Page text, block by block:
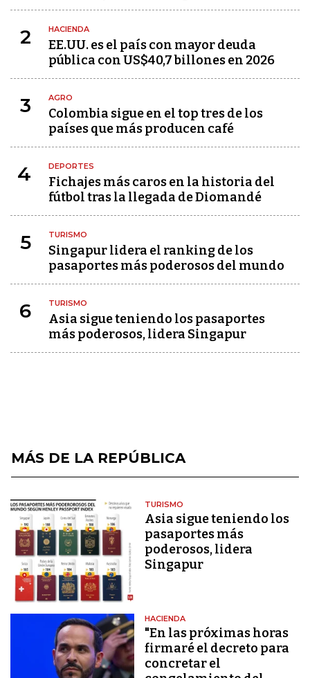
2 HACIENDA
EE.UU. es el país con mayor deuda
pública con US$40,7 billones en 2026
3 AGRO
Colombia sigue en el top tres de los
países que más producen café
4 DEPORTES
Fichajes más caros en la historia del
fútbol tras la llegada de Diomandé
5 TURISMO
Singapur lidera el ranking de los
pasaportes más poderosos del mundo
6 TURISMO
Asia sigue teniendo los pasaportes
más poderosos, lidera Singapur
MÁS DE LA REPÚBLICA
TURISMO
Asia sigue teniendo los
pasaportes más
poderosos, lidera
Singapur
HACIENDA
"En las próximas horas
firmaré el decreto para
concretar el